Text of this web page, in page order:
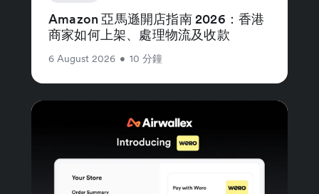
Amazon 亞馬遜開店指南 2026：香港
商家如何上架、處理物流及收款
6 August 2026 • 10 分鐘